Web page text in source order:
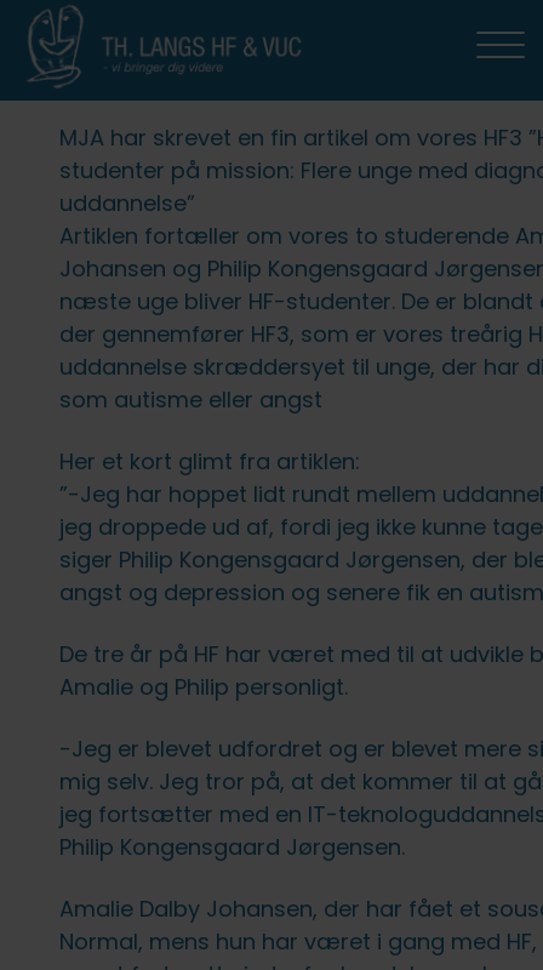
MJA har skrevet en fin artikel om vores HF3
studenter på mission: Flere unge med
uddannelse”
Artiklen fortæller om vores to studerende
Johansen og Philip Kongensgaard
næste uge bliver HF-studenter. De er blandt
der gennemfører HF3, som er vores treårig
uddannelse skræddersyet til unge, der har
som autisme eller angst
Her et kort glimt fra artiklen:
”-Jeg har hoppet lidt rundt mellem
jeg droppede ud af, fordi jeg ikke kunne
siger Philip Kongensgaard Jørgensen, der
angst og depression og senere fik en
De tre år på HF har været med til at udvikle
Amalie og Philip personligt.
-Jeg er blevet udfordret og er blevet mere
mig selv. Jeg tror på, at det kommer til at
jeg fortsætter med en IT-
Philip Kongensgaard Jørgensen.
Amalie Dalby Johansen, der har fået et
Normal, mens hun har været i gang med
Uddannelser
HF2
HF2
Om HF2
Linjer
Fag og opbygning
Studietur
Mere om HF2 på TH. LANGS HF &
VUC
Mobilpolitik: Faglighed og
fællesskab uden forstyrrelser
HF-Ordblind (HFO)
HF-Ordblind (HFO)
Om HFO
Fag og opbygning
Optagelse på HFO
HFE
HFE
Om HFE
Professionspakker
Fuld HF
Fag
Hf-enkeltfag som
fjernundervisning
HF3
HF3
Om HF3
Fag og opbygning
Optagelse og økonomi
AVU (9.-10. klasse)
Om AVU
Tilmelding og økonomi
OBU (ordblindeundervisning)
OBU (ordblindeundervisning)
Om OBU
FVU (forb. voksenundervisning)
FVU (forb. voksenundervisning)
Om FVU
Undervisning
THL Erhverv
TH. LANGS HF & VUC erhverv
Virksomhederne fortæller
Om FVU
Om OBU
Studiestøtte
Studievejledning
SU-vejledning
Specialpædagogisk støtte og
læsevejledning
Mentorer
Kompetencevurdering
Efter Hf?
For elever og kursister
Studielivet på TH. LANGS HF & VUC
Elevrådet
Studie- og ordensregler
Om eksamen
IT på fjernundervisning
Om TH. LANGS HF & VUC
Kontakt os
Medarbejdere
Bestyrelsen
Værdigrundlag og strategi
Samarbejdspartnere
Ledige stillinger